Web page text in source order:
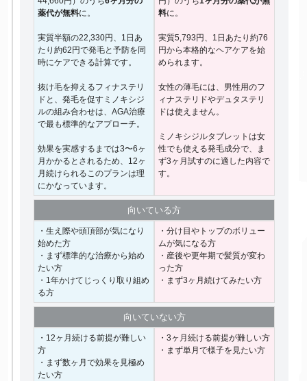
薬代が無料に。
実質半額の22,330円、1日あ
たり約62円で発毛と予防を同
時にケアできる計算です。
抜け毛を抑えるフィナステリ
ドと、発毛を促すミノキシジ
ルの組み合わせは、AGA治療
で最も標準的なアプローチ。
効果を実感するまでは3〜6ヶ
月かかるとされるため、12ヶ
月続けられるこのプランは理
にかなっています。
料に。
実質5,793円、1日あたり約76
円から本格的なヘアケアを始
められます。
女性の薄毛には、男性用のフ
ィナステリドやデュタステリ
ドは使えません。
ミノキシジルタブレットは女
性でも使える発毛成分で、ま
ず3ヶ月試すのに適した内容で
す。
向いている方
・生え際や頭頂部が気になり
始めた方
・まず標準的な治療から始め
たい方
・1年かけてじっくり取り組め
る方
・分け目やトップのボリュー
ムが気になる方
・産後や更年期で髪質が変わ
った方
・まず3ヶ月続けてみたい方
向いていない方
・12ヶ月続ける前提が難しい
方
・まず数ヶ月で効果を見極め
たい方
・3ヶ月続ける前提が難しい方
・まず単月で様子を見たい方